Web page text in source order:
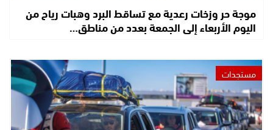
موجة حر وزخات رعدية مع تساقط البرد وهبات رياح من
اليوم الأربعاء إلى الجمعة بعدد من مناطق…
مستجدات